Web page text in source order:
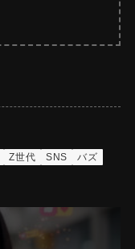
Z世代 SNS
バズ